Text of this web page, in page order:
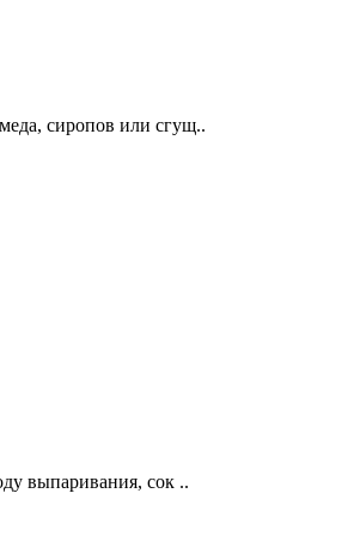
сиропов или сгущ..
выпаривания, сок ..